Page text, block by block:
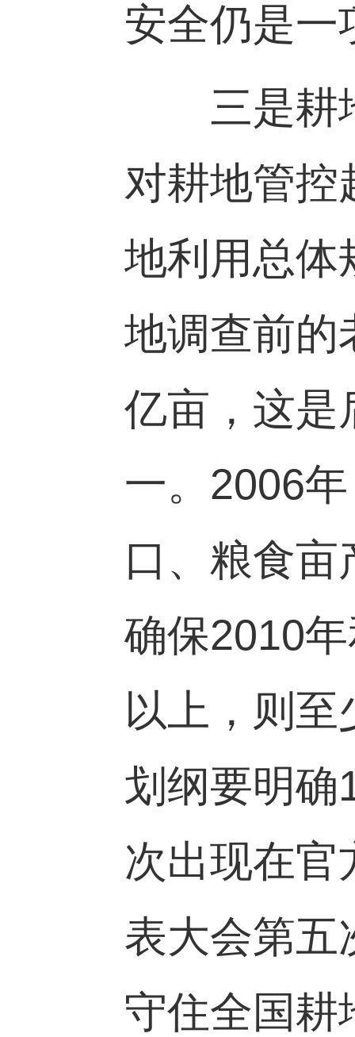
安全仍是一
三是耕
对耕地管控
地利用总体
地调查前的
亿亩，这是
一。 2006
口、粮食
确保2010
以上，则至
划纲要明确
次出现在官
表大会第五
守住全国耕